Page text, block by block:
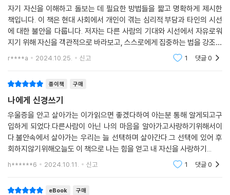
인간의 마음은 정말 잘 만들어져 있습니다. 아무도 도와주지 않고 아무도
내 마음을 알아주지 않는다고 이해한 순간부터 내 안에 또 하나의 나를 만
들어 냅니다. 아무도 도와주지 않는다면 내 안에 또 다른 누군가를 만들어
내서 나를 지켜 달라고 하는 것입니다. 나를 지켜 줄 수 있는 ‘부모를 대신
할 존재’를 마음속에 스스로 만들어 냅니다. 즉 필사적으로 살아남기 위해
내는데, 이것이 바로 기사의 정체입니다.
--- p.88, 「누구나 마음속에 여러 명의 기사가 존재한다」 중에서
불안한 상태에 놓이길 바라는 사람은 아무도 없습니다. 다만 많은 상처를
받았던 과거의 경험 때문에 두 번 다시 상처받지 않는 것을 무의식적으로
최우선 목표로 설정할 수밖에 없었던 것입니다. 그렇게 지금까지 살아남을
수밖에 없었던 것이죠. 그런 슬픈 스토리가 배경에 숨어 있는 경우가 많습
“방을 깨끗하게 정리하고 그 상태를 유지하고 싶은 마음은 간절한데 막상
그렇게 하려니까 너무 귀찮아요.”
“저는 왜 정리를 잘 못하는 걸까요?”
까? 아니다. 이것은 마음의 방어 기제인 기사가 정리를 할 수 없게 만들고
있기 때문이다. 무의식적으로 정리하지 않는 편이 낫다고 생각해 일부러
방을 어지럽히게 만드는 것이다.
방을 정리하면 머릿속이 개운해진다. 그런데 오히려 맑은 정신이 괴롭게
다가오는 경우가 있다. 평소 억누르고 있던 불안이나 초조함이 더 뚜렷해
지기 때문이다. 기사는 이러한 불편한 감정으로부터 당신을 보호하기 위해
방을 정리하지 않게 하여 얕은 수준의 불안감만 느끼도록 만든다. 어린 시
하는 행위가 부모에게 굴복해 자유를 뺏기는 것이라는 생각이 무의식적으
자기 자신을 이해하고 돌보는 데 필요한 방법들을 짧고 명확하게 제시한
책입니다. 이 책은 현대 사회에서 개인이 겪는 심리적 부담과 타인의 시선
에 대한 불안을 다룹니다. 저자는 다른 사람의 기대와 시선에서 자유로워
지기 위해 자신을 객관적으로 바라보고, 스스로에게 집중하는 법을 강조합
니다. 일상에서 쉽게 실천할 수 있는 실용적인 조언들과 더불어, 자아 성찰
r****a 2024.10.25. 신고 1 댓글0
종이책 구매
나에게 신경쓰기
우울증을 안고 살아가는 이가읽으면 좋겠다하여 아는분 통해 알게되고구
입하게 되었다.다른사람이 아닌 나의 마음을 알아가고사랑하기위해서이
다.불안속에서 살아가는 우리는 늘 선택하며 살아간다.그 선택에 있어 후
회하지않기위해오늘도 이 책으로 나는 힘을 얻고 내 자신을 사랑하기...
h******6 2024.10.11. 신고 1 댓글0
eBook 구매